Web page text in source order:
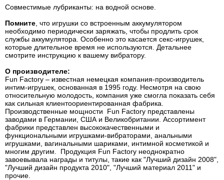
Совместимые лубриканты: на водной основе.
Помните , что игрушки со встроенным аккумулятором
необходимо периодически заряжать, чтобы продлить срок
службы аккумулятора. Особенно это касается секс-игрушек,
которые длительное время не используются. Детальнее
смотрите инструкцию к вашему вибратору.
О производителе:
Fun Factory – известная немецкая компания-производитель
интим-игрушек, основанная в 1995 году. Несмотря на свою
относительную молодость, компания уже смогла показать себя
как сильная клиентоориентированная фабрика.
Производственные мощности Fun Factory представлены
заводами в Германии, США и Великобритании. Ассортимент
фабрики представлен высококачественными и
функциональными игрушками-вибраторами, анальными
игрушками, вагинальными шариками, интимной косметикой и
многим другим. Продукция Fun Factory неоднократно
завоевывала награды и титулы, такие как "Лучший дизайн 2008",
"Лучший дизайн продукта 2010", "Лучший материал 2011" и
прочие.